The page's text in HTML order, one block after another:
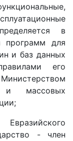
в
программ для
и баз данных
его
и массовых
- член